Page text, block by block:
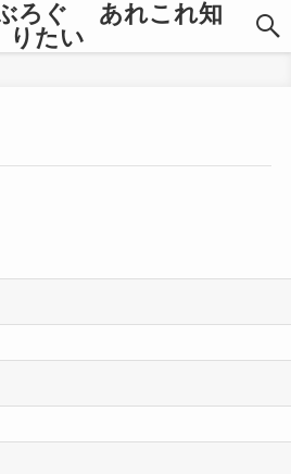
ろぐ あれこれ知
りたい